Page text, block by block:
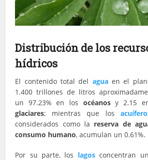
Distribución de los
hídricos
El contenido total del aguaen el
1.400 trillones de litros
un 97.23% en los océanosy 2.15
glaciares; mientras que los
considerados como la reserva de
consumo humano, acumulan un 0.61%.
Por su parte, los lagosconcentran